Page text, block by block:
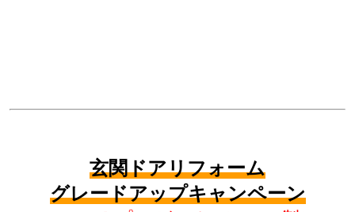
玄関ドアリフォーム
グレードアップキャンペーン